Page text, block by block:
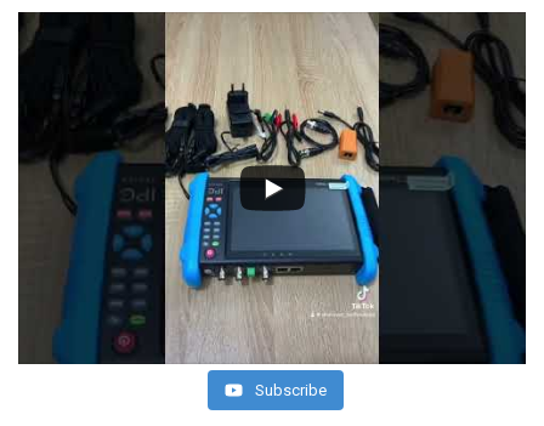
Subscribe